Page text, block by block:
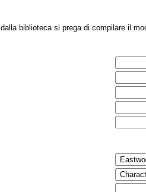
dalla biblioteca si prega di compilare il